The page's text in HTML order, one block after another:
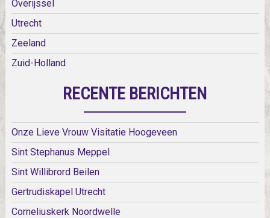
Overijssel
Utrecht
Zeeland
Zuid-Holland
RECENTE BERICHTEN
Onze Lieve Vrouw Visitatie Hoogeveen
Sint Stephanus Meppel
Sint Willibrord Beilen
Gertrudiskapel Utrecht
Corneliuskerk Noordwelle